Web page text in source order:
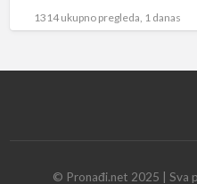
1314 ukupno pregleda, 1 danas
© Pronađi.net 2025 | Sva